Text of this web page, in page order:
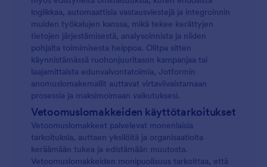
logiikkaa, automaattisia vastausviestejä ja integroinnin
muiden työkalujen kanssa, mikä tekee kerättyjen
tietojen järjestämisestä, analysoinnista ja niiden
pohjalta toimimisesta helppoa. Olitpa sitten
käynnistämässä ruohonjuuritason kampanjaa tai
laajamittaista edunvalvontatoimia, Jotformin
anomuslomakemallit auttavat virtaviivaistamaan
prosessia ja maksimoimaan vaikutuksesi.
Vetoomuslomakkeiden käyttötarkoitukset
Vetoomuslomakkeet palvelevat monenlaisia
tarkoituksia, auttaen yksilöitä ja organisaatioita
keräämään tukea ja edistämään muutosta.
Vetoomuslomakkeiden monipuolisuus tarkoittaa, että